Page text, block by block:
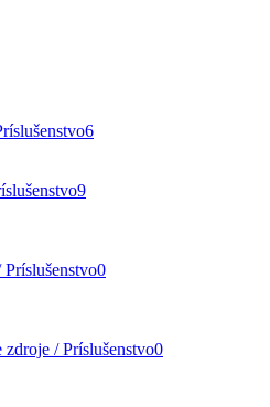
6
9
0
/ Príslušenstvo0